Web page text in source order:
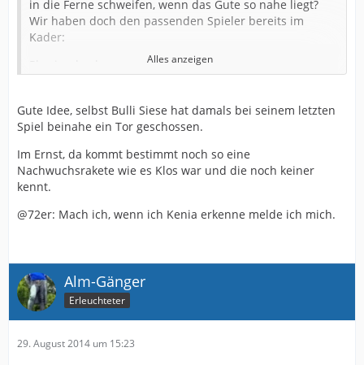
in die Ferne schweifen, wenn das Gute so nahe liegt?
Wir haben doch den passenden Spieler bereits im
Kader:
Strafraumbeherrschung: check
auch mitbekommen jetzt alle zugleich
Schwolow in den Sturm!
Schwolow in den Sturm!
Alles anzeigen
Gute Idee, selbst Bulli Siese hat damals bei seinem letzten
Spiel beinahe ein Tor geschossen.
Im Ernst, da kommt bestimmt noch so eine
Nachwuchsrakete wie es Klos war und die noch keiner
kennt.
@72er: Mach ich, wenn ich Kenia erkenne melde ich mich.
Alm-Gänger
Erleuchteter
29. August 2014 um 15:23